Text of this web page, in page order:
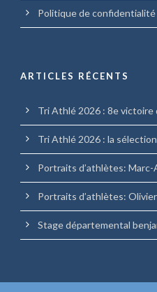
Politique de confidentialité
ARTICLES RÉCENTS
Tri Athlé 2026 : 8e victoire
Tri Athlé 2026 : la
Portraits d’athlètes:
Portraits d’athlètes:
Stage départemental